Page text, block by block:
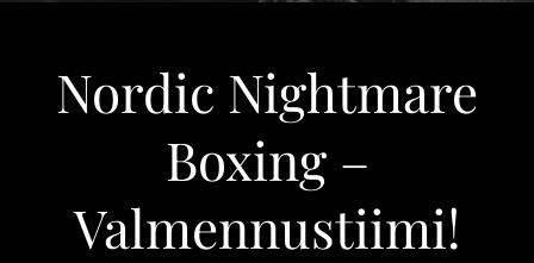
Nordic Nightmare
Boxing –
Valmennustiimi!